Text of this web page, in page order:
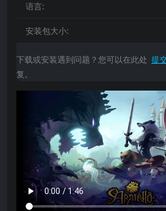
语言:
安装包大小:
下载或安装遇到问题？您可以在此处 提
复。